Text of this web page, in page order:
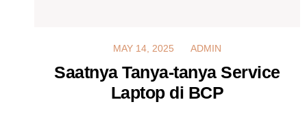
MAY 14, 2025
MAY 14, 2025 ADMIN
Saatnya Tanya-tanya Service
Laptop di BCP